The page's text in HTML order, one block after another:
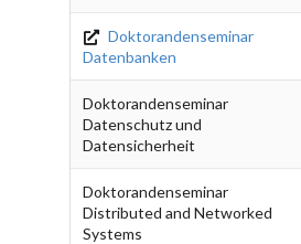
Doktorandenseminar
Datenbanken
Doktorandenseminar
Datenschutz und
Datensicherheit
Doktorandenseminar
Distributed and Networked
Systems